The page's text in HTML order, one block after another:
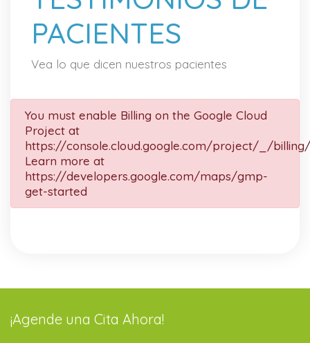
PACIENTES
Vea lo que dicen nuestros pacientes
You must enable Billing on the Google Cloud
Project at
https://console.cloud.google.com/project/_/
Learn more at
https://developers.google.com/maps/gmp-
get-started
¡Agende una Cita Ahora!